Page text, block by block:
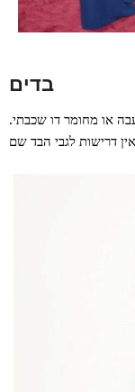
בדים
או מחומר דו שכבתי.